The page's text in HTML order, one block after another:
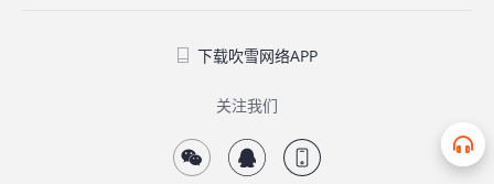
下载吹雪网络APP
关注我们